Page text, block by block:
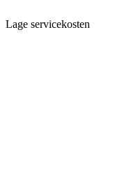
Lage servicekosten